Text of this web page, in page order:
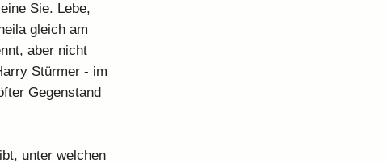
Sie. Lebe,
gleich am
aber nicht
Stürmer - im
Gegenstand
unter welchen